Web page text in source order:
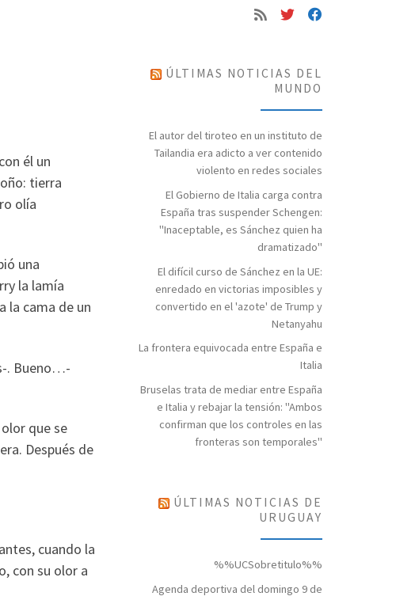
él un
tierra
olía
una
la lamía
la cama de un
. Bueno…-
que se
Después de
cuando la
con su olor a
ÚLTIMAS NOTICIAS DEL
MUNDO
El autor del tiroteo en un instituto de
Tailandia era adicto a ver contenido
violento en redes sociales
El Gobierno de Italia carga contra
España tras suspender Schengen:
"Inaceptable, es Sánchez quien ha
dramatizado"
El difícil curso de Sánchez en la UE:
enredado en victorias imposibles y
convertido en el 'azote' de Trump y
Netanyahu
La frontera equivocada entre España e
Italia
Bruselas trata de mediar entre España
e Italia y rebajar la tensión: "Ambos
confirman que los controles en las
fronteras son temporales"
ÚLTIMAS NOTICIAS DE
URUGUAY
%%UCSobretitulo%%
Agenda deportiva del domingo 9 de